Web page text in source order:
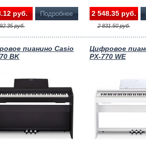
pуб.
pуб.
Подробнее 2 548.35 pуб.
2 831.50 pуб.
пианино Casio
BK
Цифровое
PX-770 WE